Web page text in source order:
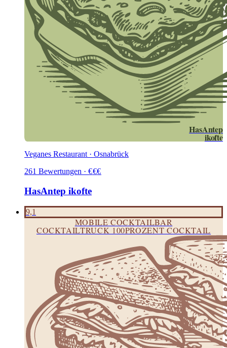
HasAntep
ikofte
Veganes Restaurant · Osnabrück
261 Bewertungen · €€€
HasAntep ikofte
9,1
MOBILE COCKTAILBAR
COCKTAILTRUCK 100PROZENT COCKTAIL